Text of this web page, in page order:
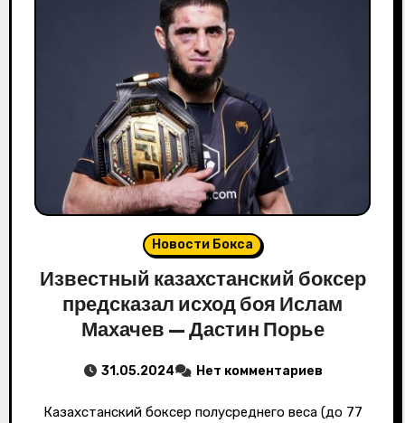
Новости Бокса
Известный казахстанский боксер
предсказал исход боя Ислам
Махачев — Дастин Порье
31.05.2024 Нет комментариев
Казахстанский боксер полусреднего веса (до 77